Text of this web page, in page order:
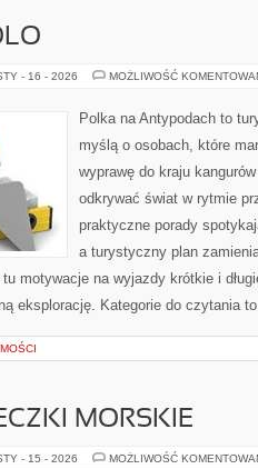
- 16 - 2026 MOŻLIWOŚĆ
Polka na Antypodach to
myślą o osobach, które
wyprawę do kraju
odkrywać świat w rytmie
praktyczne porady
a turystyczny plan
motywacje na wyjazdy krótkie i
eksplorację. Kategorie do czytania
MORSKIE
- 15 - 2026 MOŻLIWOŚĆ